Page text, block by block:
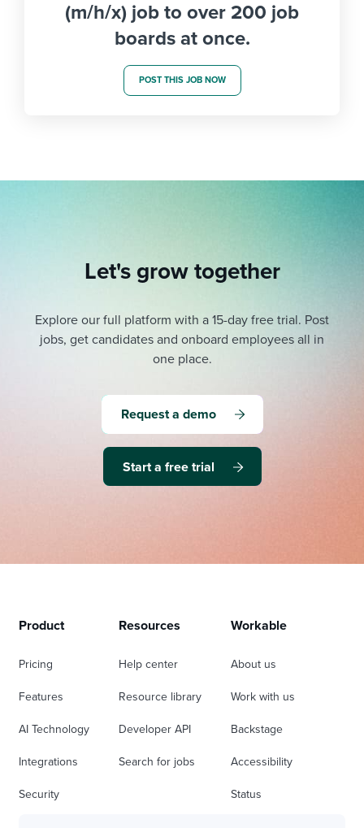
(m/h/x) job to over 200 job
boards at once.
POST THIS JOB NOW
Let's grow together
Explore our full platform with a 15-day free trial. Post
jobs, get candidates and onboard employees all in
one place.
Request a demo
Start a free trial
Product
Pricing
Features
AI Technology
Integrations
Security
Resources
Help center
Resource library
Developer API
Search for jobs
Workable
About us
Work with us
Backstage
Accessibility
Status